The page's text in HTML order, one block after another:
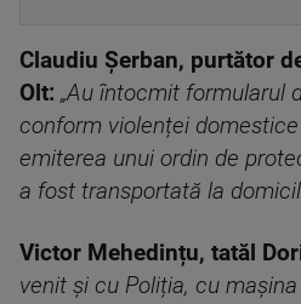
Claudiu Șerban, purtător
Olt: „Au întocmit formularul
conform violenței
emiterea unui ordin de
a fost transportată la
Victor Mehedințu, tatăl
venit și cu Poliția, cu